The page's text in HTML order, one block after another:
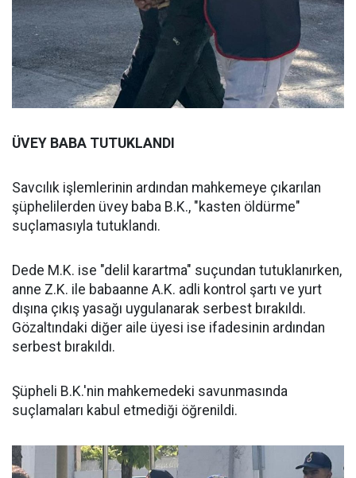
ÜVEY BABA TUTUKLANDI
Savcılık işlemlerinin ardından mahkemeye çıkarılan
şüphelilerden üvey baba B.K., "kasten öldürme"
suçlamasıyla tutuklandı.
Dede M.K. ise "delil karartma" suçundan tutuklanırken,
anne Z.K. ile babaanne A.K. adli kontrol şartı ve yurt
dışına çıkış yasağı uygulanarak serbest bırakıldı.
Gözaltındaki diğer aile üyesi ise ifadesinin ardından
serbest bırakıldı.
Şüpheli B.K.'nin mahkemedeki savunmasında
suçlamaları kabul etmediği öğrenildi.